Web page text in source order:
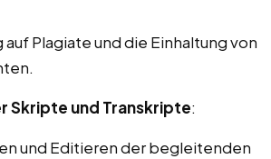
Plagiate und die Einhaltung von
Skripte und Transkripte:
und Editieren der begleitenden